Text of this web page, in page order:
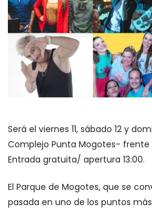
Será el viernes 11, sábado 12 y
Complejo Punta Mogotes- frente
Entrada gratuita/ apertura 13:00.
El Parque de Mogotes, que se
pasada en uno de los puntos